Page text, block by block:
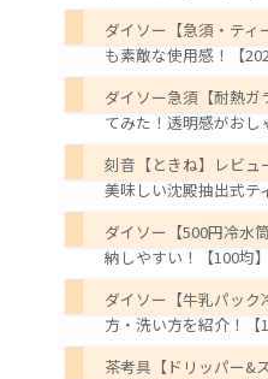
ダイソー【急須・ティ
も素敵な使用感！【
ダイソー急須【耐熱ガ
てみた！透明感がおし
刻音【ときね】レビュ
美味しい沈殿抽出式テ
ダイソー【500円冷水
納しやすい！【100均】
ダイソー【牛乳パック
方・洗い方を紹介！【
茶考具【ドリッパー&